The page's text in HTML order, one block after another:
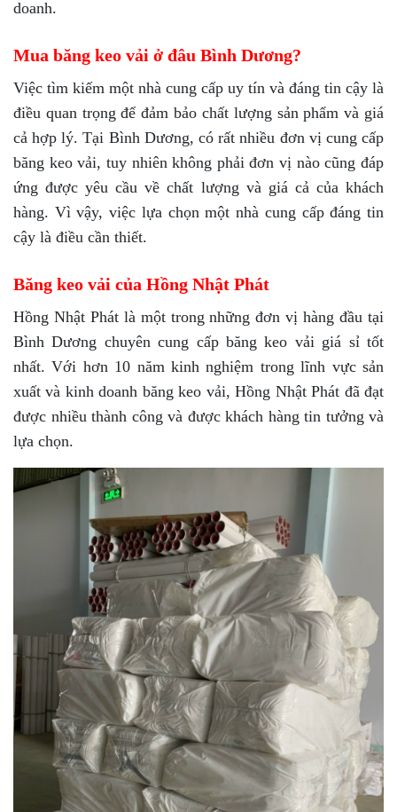
doanh.
Mua băng keo vải ở đâu Bình Dương?
Việc tìm kiếm một nhà cung cấp uy tín và đáng tin cậy là
điều quan trọng để đảm bảo chất lượng sản phẩm và giá
cả hợp lý. Tại Bình Dương, có rất nhiều đơn vị cung cấp
băng keo vải, tuy nhiên không phải đơn vị nào cũng đáp
ứng được yêu cầu về chất lượng và giá cả của khách
hàng. Vì vậy, việc lựa chọn một nhà cung cấp đáng tin
cậy là điều cần thiết.
Băng keo vải của Hồng Nhật Phát
Hồng Nhật Phát là một trong những đơn vị hàng đầu tại
Bình Dương chuyên cung cấp băng keo vải giá sỉ tốt
nhất. Với hơn 10 năm kinh nghiệm trong lĩnh vực sản
xuất và kinh doanh băng keo vải, Hồng Nhật Phát đã đạt
được nhiều thành công và được khách hàng tin tưởng và
lựa chọn.